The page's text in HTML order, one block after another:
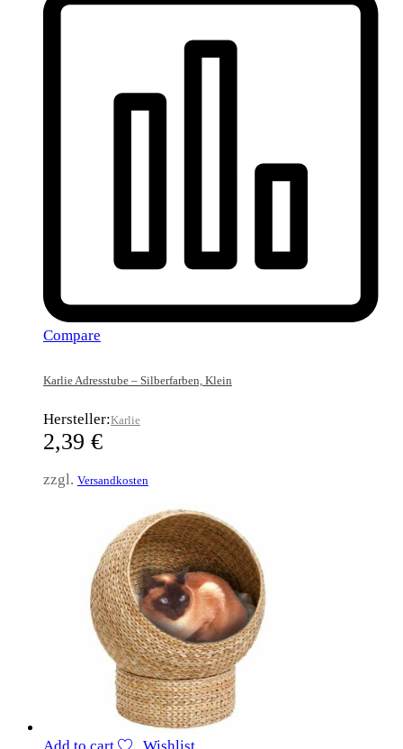
Compare
Karlie Adresstube – Silberfarben, Klein
Hersteller:Karlie
2,39 €
zzgl. Versandkosten
Add to cart Wishlist